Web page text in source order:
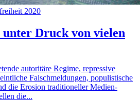
2020
Druck von vielen
autoritäre Regime, repressive
Falschmeldungen, populistische
die Erosion traditioneller Medien-
die...